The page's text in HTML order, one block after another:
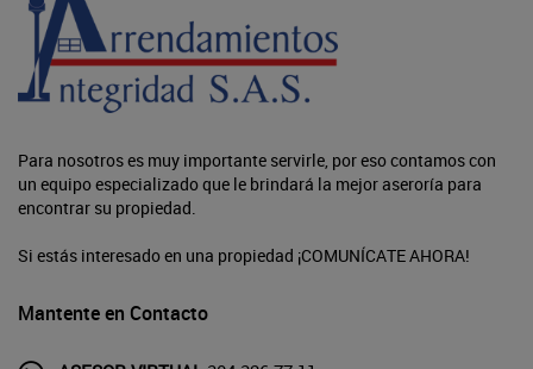
Para nosotros es muy importante servirle, por eso contamos con
un equipo especializado que le brindará la mejor aseroría para
encontrar su propiedad.
Si estás interesado en una propiedad ¡COMUNÍCATE AHORA!
Mantente en Contacto